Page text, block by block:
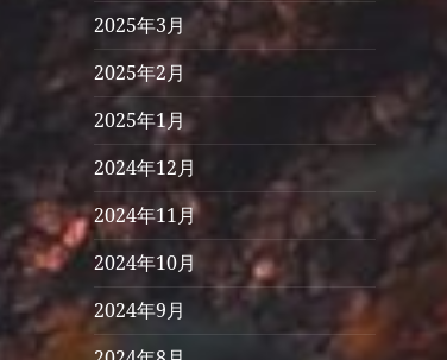
2025年3月
2025年2月
2025年1月
2024年12月
2024年11月
2024年10月
2024年9月